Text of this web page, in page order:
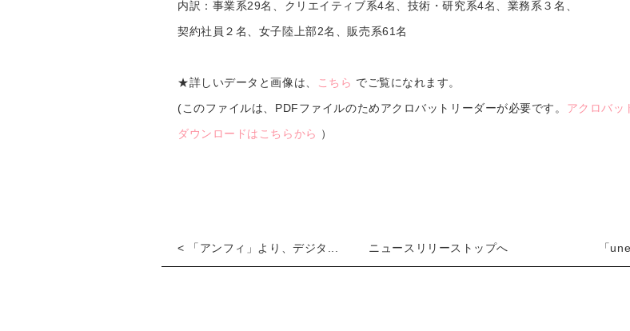
内訳：事業系29名、クリエイティブ系4名、技術・研究系4名、業務系３名、
契約社員２名、女子陸上部2名、販売系61名
★詳しいデータと画像は、 こちら でご覧になれます。
(このファイルは、PDFファイルのためアクロバットリーダーが必要です。 アクロバッ
ダウンロードはこちらから ）
< 「アンフィ」より、デジタ... ニュースリリーストップへ 「